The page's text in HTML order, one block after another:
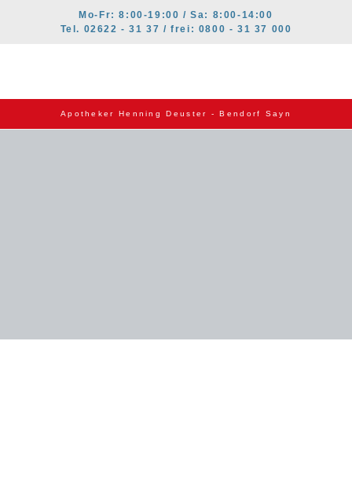
Mo-Fr: 8:00-19:00 / Sa: 8:00-14:00
Tel. 02622 - 31 37 / frei: 0800 - 31 37 000
Apotheker Henning Deuster - Bendorf Sayn